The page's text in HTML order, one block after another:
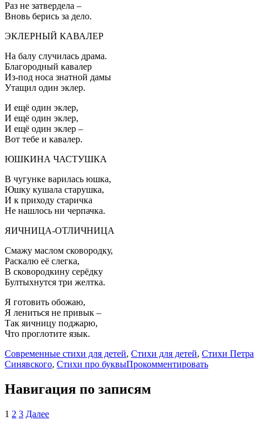
Раз не затвердела –
Вновь берись за дело.
ЭКЛЕРНЫЙ КАВАЛЕР
На балу случилась драма.
Благородный кавалер
Из-под носа знатной дамы
Утащил один эклер.
И ещё один эклер,
И ещё один эклер,
И ещё один эклер –
Вот тебе и кавалер.
ЮШКИНА ЧАСТУШКА
В чугунке варилась юшка,
Юшку кушала старушка,
И к приходу старичка
Не нашлось ни черпачка.
ЯИЧНИЦА-ОТЛИЧНИЦА
Смажу маслом сковородку,
Раскалю её слегка,
В сковородкину серёдку
Бултыхнутся три желтка.
Я готовить обожаю,
Я лениться не привык –
Так яичницу поджарю,
Что проглотите язык.
Современные стихи для детей, Стихи для детей, Стихи Петра
Синявского, Стихи про буквыПрокомментировать
Навигация по записям
1 2 3 Далее